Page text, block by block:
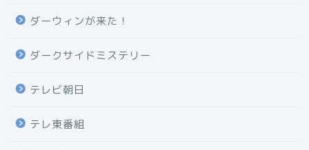
ダーウィンが来た！
ダークサイドミステリー
テレビ朝日
テレ東番組